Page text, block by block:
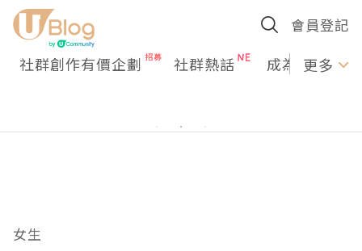
會員登記
社群創作有價企劃 社群熱話 成為U更多
女生